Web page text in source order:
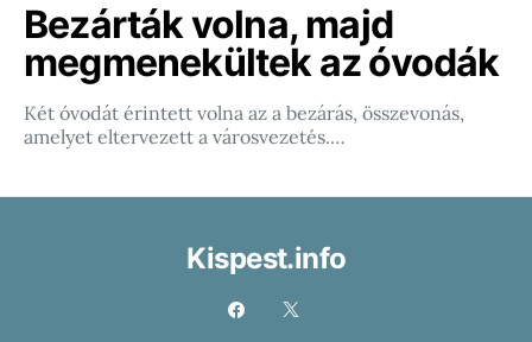
Bezárták volna, majd
megmenekültek az óvodák
Két óvodát érintett volna az a bezárás, összevonás,
amelyet eltervezett a városvezetés.…
Kispest.info